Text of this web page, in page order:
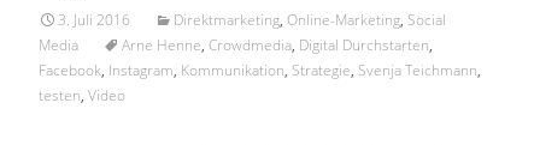
3. Juli 2016 Direktmarketing, Online-Marketing, Social
Media
Arne Henne, Crowdmedia, Digital Durchstarten,
Facebook, Instagram, Kommunikation, Strategie, Svenja Teichmann,
testen, Video